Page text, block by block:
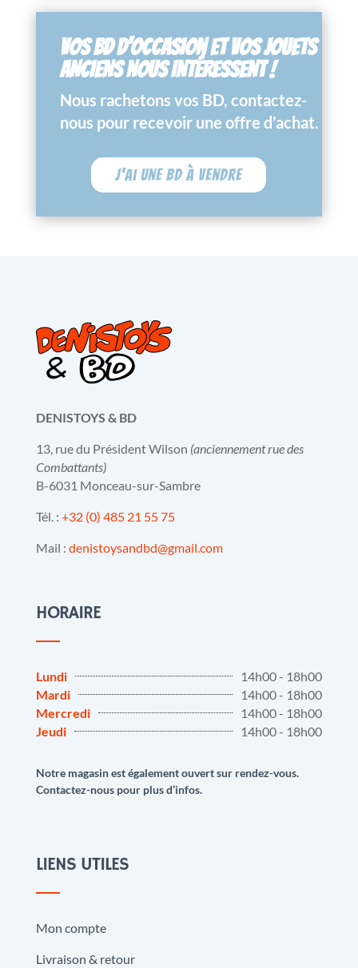
VOS BD D’OCCASION ET VOS JOUETS
ANCIENS NOUS INTÉRESSENT !
Nous rachetons vos BD, contactez-
nous pour recevoir une offre d’achat.
J'ai une BD à vendre
DENISTOYS & BD
13, rue du Président Wilson (anciennement rue des
Combattants)
B-6031 Monceau-sur-Sambre
Tél. : +32 (0) 485 21 55 75
Mail : denistoysandbd@gmail.com
HORAIRE
Lundi
14h00 - 18h00
Mardi
14h00 - 18h00
Mercredi
14h00 - 18h00
Jeudi
14h00 - 18h00
Notre magasin est également ouvert sur rendez-vous.
Contactez-nous pour plus d’infos.
LIENS UTILES
Mon compte
Livraison & retour